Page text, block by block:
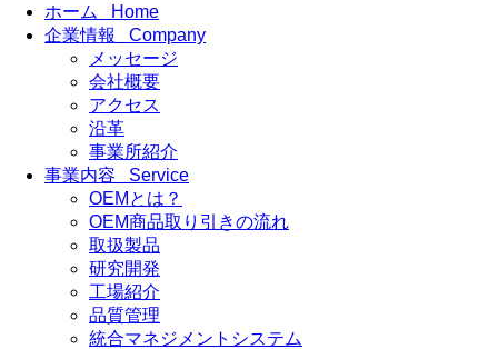
ホーム
Home
企業情報 Company
メッセージ
会社概要
アクセス
沿革
事業所紹介
事業内容 Service
OEMとは？
OEM商品取り引きの流れ
取扱製品
研究開発
工場紹介
品質管理
統合マネジメントシステム